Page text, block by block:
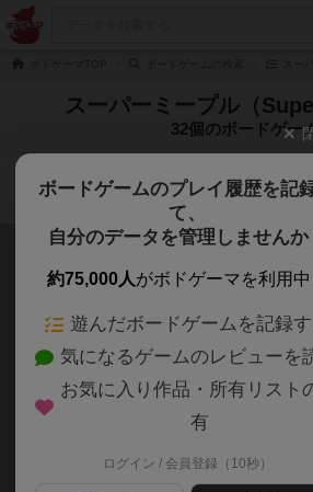
スーパーミープル（
32個のボードゲー
検索メニュー
シソーラス
Thesauros
45～180分
ボードゲームのプレイ履歴を記
て、
自分のデータを管理しませんか
約75,000人がボドゲーマを利用中
遊んだボードゲームを記録
気になるゲームのレビューを
お気に入り作品・所有リスト
有
ログイン / 会員登録（10秒）